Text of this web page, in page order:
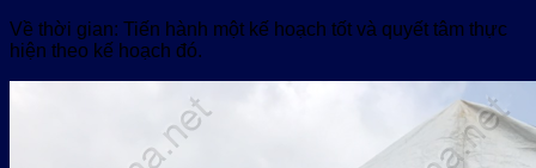
Về thời gian: Tiến hành một kế hoạch tốt và quyết tâm thực
hiện theo kế hoạch đó.